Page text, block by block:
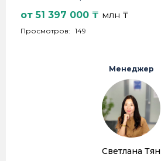
от51 397 000 ₸ млн ₸
Просмотров: 149
Менеджер
Светлана Тян